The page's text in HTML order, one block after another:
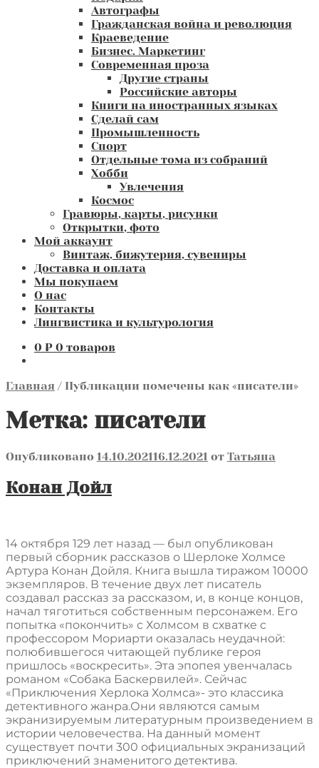
Автографы
Гражданская война и революция
Краеведение
Бизнес. Маркетинг
Современная проза
Другие страны
Российские авторы
Книги на иностранных языках
Сделай сам
Промышленность
Спорт
Отдельные тома из собраний
Хобби
Увлечения
Космос
Гравюры, карты, рисунки
Открытки, фото
Мой аккаунт
Винтаж, бижутерия, сувениры
Доставка и оплата
Мы покупаем
О нас
Контакты
Лингвистика и культурология
0 ₽ 0 товаров
Главная / Публикации помечены как «писатели»
Метка: писатели
Опубликовано 14.10.202116.12.2021 от Татьяна
Конан Дойл
14 октября 129 лет назад — был опубликован
первый сборник рассказов о Шерлоке Холмсе
Артура Конан Дойля. Книга вышла тиражом 10000
экземпляров. В течение двух лет писатель
создавал рассказ за рассказом, и, в конце концов,
начал тяготиться собственным персонажем. Его
попытка «покончить» с Холмсом в схватке с
профессором Мориарти оказалась неудачной:
полюбившегося читающей публике героя
пришлось «воскресить». Эта эпопея увенчалась
романом «Собака Баскервилей». Сейчас
«Приключения Херлока Холмса»- это классика
детективного жанра.Они являются самым
экранизируемым литературным произведением в
истории человечества. На данный момент
существует почти 300 официальных экранизаций
приключений знаменитого детектива.